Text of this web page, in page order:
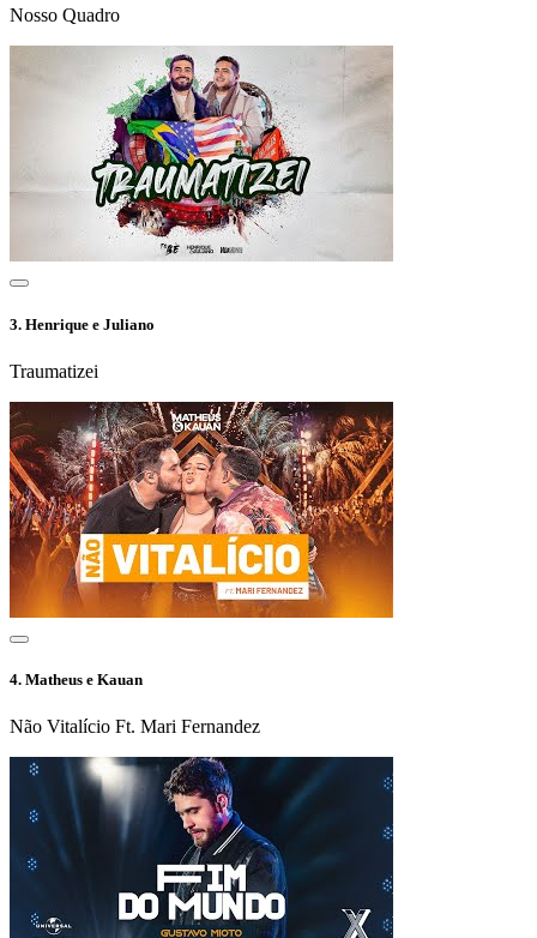
Nosso Quadro
3. Henrique e Juliano
Traumatizei
4. Matheus e Kauan
Não Vitalício Ft. Mari Fernandez